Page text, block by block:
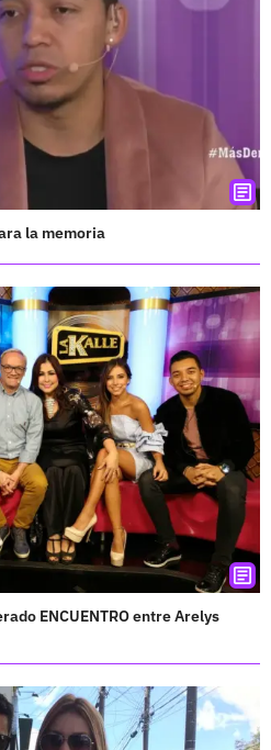
la memoria
ENCUENTRO entre Arelys